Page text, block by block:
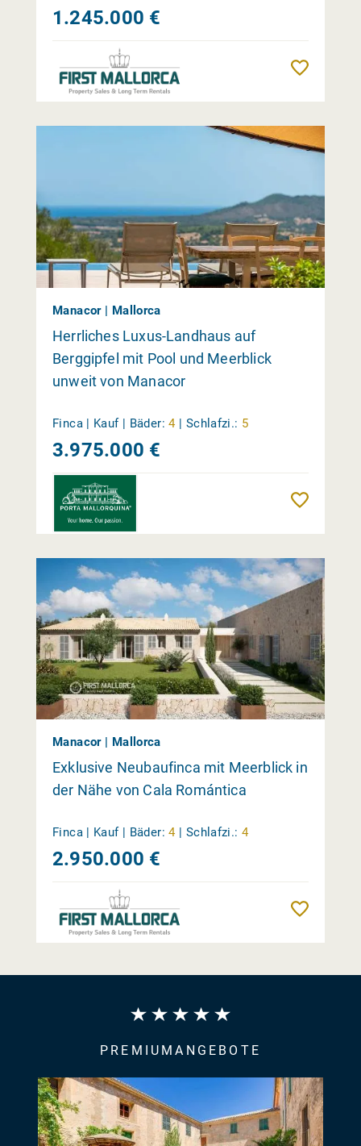
1.245.000 €
Manacor | Mallorca
Herrliches Luxus-Landhaus auf
Berggipfel mit Pool und Meerblick
unweit von Manacor
Finca | Kauf | Bäder: 4 | Schlafzi.: 5
3.975.000 €
Manacor | Mallorca
Exklusive Neubaufinca mit Meerblick in
der Nähe von Cala Romántica
Finca | Kauf | Bäder: 4 | Schlafzi.: 4
2.950.000 €
PREMIUMANGEBOTE